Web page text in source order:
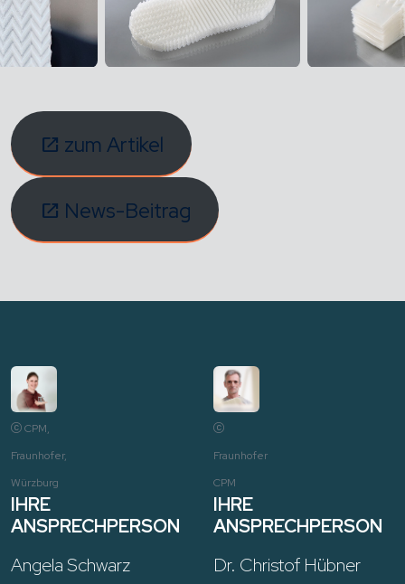
zum Artikel
News-Beitrag
CPM,
Fraunhofer,
Würzburg
IHRE
ANSPRECHPERSON
Angela Schwarz
Fraunhofer
CPM
IHRE
ANSPRECHPERSON
Dr. Christof Hübner